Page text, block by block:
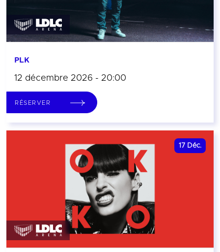
PLK
12 décembre 2026 - 20:00
RÉSERVER
17 Déc.